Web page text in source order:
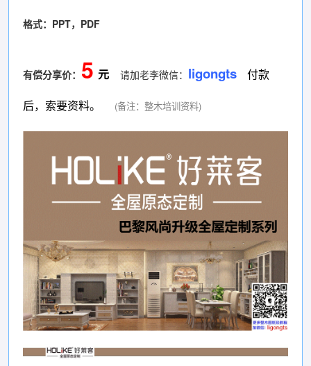
格式：PPT，PDF
有偿分享价： 5 元 请加老李微信： ligongts 付款
后，索要资料。
(备注：整木培训资料)